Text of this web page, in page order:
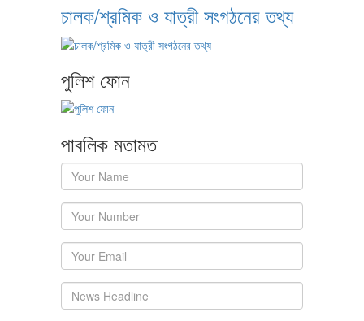
চালক/শ্রমিক ও যাত্রী সংগঠনের তথ্য
পুলিশ ফোন
পাবলিক মতামত